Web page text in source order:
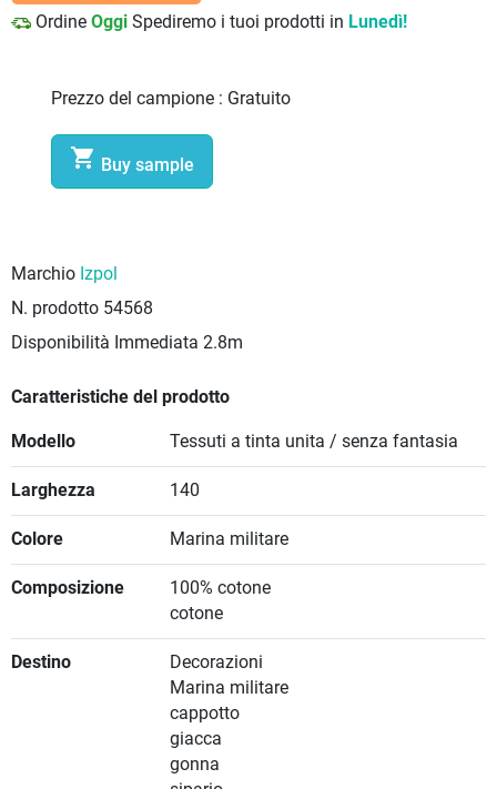
Ordine Oggi Spediremo i tuoi prodotti in Lunedì!
Prezzo del campione : Gratuito
 Buy sample
Marchio Izpol
N. prodotto 54568
Disponibilità Immediata 2.8m
Caratteristiche del prodotto
Modello Tessuti a tinta unita / senza fantasia
Larghezza 140
Colore Marina militare
Composizione
100% cotone
cotone
Destino
Decorazioni
Marina militare
cappotto
giacca
gonna